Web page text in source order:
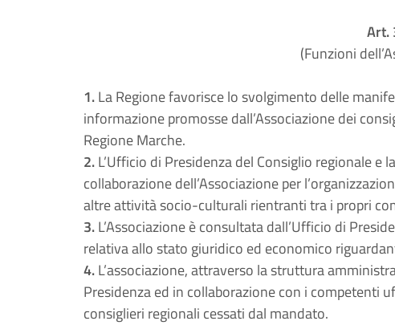
Art.
(Funzioni
1.La Regione favorisce lo svolgimento delle
informazione promosse dall’Associazione dei
Regione Marche.
2.L’Ufficio di Presidenza del Consiglio regionale e
collaborazione dell’Associazione per
altre attività socio-culturali rientranti tra i propri
3.L’Associazione è consultata dall’Ufficio di
relativa allo stato giuridico ed economico
4.L’associazione, attraverso la struttura
Presidenza ed in collaborazione con i competenti
consiglieri regionali cessati dal mandato.